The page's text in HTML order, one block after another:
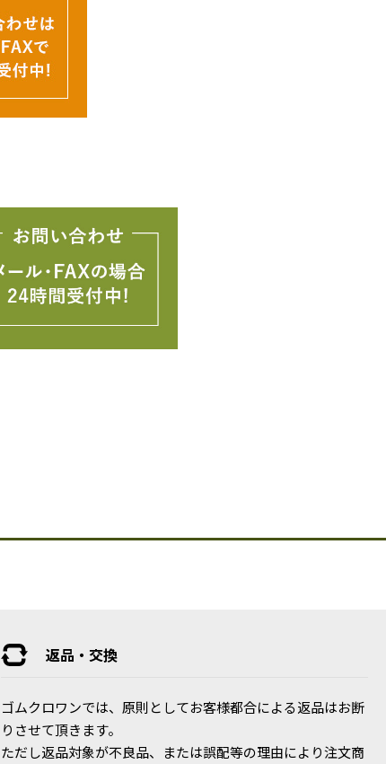
返品・交換
ゴムクロワンでは、原則としてお客様都合による返品はお断
りさせて頂きます。
ただし返品対象が不良品、または誤配等の理由により注文商